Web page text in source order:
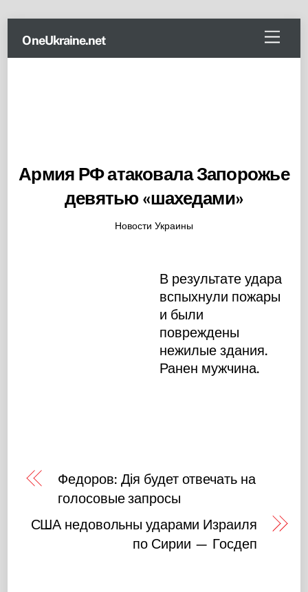
content
Menu
OneUkraine.net
Армия РФ атаковала Запорожье
девятью «шахедами»
Новости Украины
В результате удара
вспыхнули пожары
и были
повреждены
нежилые здания.
Ранен мужчина.
Федоров: Дія будет отвечать на
голосовые запросы
США недовольны ударами Израиля
по Сирии — Госдеп